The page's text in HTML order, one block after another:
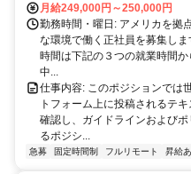
月給249,000円～250,000円
勤務時間・曜日: アメリカを拠
な環境で働く正社員を募集し
時間は下記の３つの就業時間
中...
仕事内容: このポジションでは
トフォーム上に投稿されるテ
確認し、ガイドラインおよび
るポジシ...
急募 固定時間制 フルリモート 昇給